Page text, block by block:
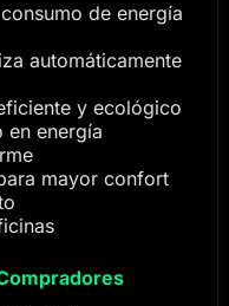
de energía
automáticamente
y ecológico
en energía
mayor confort